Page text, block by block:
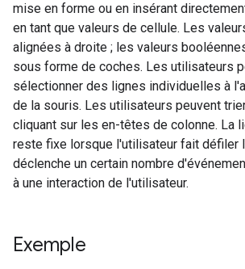
mise en forme ou en insérant
en tant que valeurs de cellule. Les
alignées à droite ; les valeurs
sous forme de coches. Les utilisateurs
sélectionner des lignes individuelles à
de la souris. Les utilisateurs peuvent
cliquant sur les en-têtes de colonne. La
reste fixe lorsque l'utilisateur fait défiler
déclenche un certain nombre
à une interaction de l'utilisateur.
Exemple